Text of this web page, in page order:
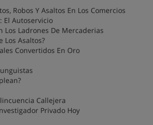
Robos Y Asaltos En Los Comercios
El Autoservicio
Los Ladrones De Mercaderias
Los Asaltos?
Convertidos En Oro
Callejera
Privado Hoy